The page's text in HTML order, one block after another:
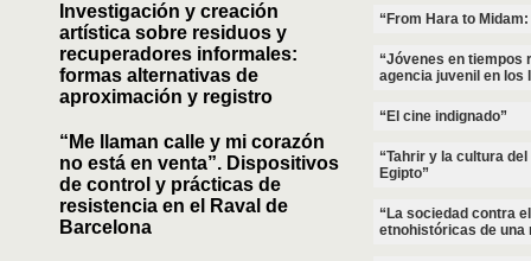
Investigación y creación
artística sobre residuos y
recuperadores informales:
formas alternativas de
aproximación y registro
“Me llaman calle y mi corazón
no está en venta”. Dispositivos
de control y prácticas de
resistencia en el Raval de
Barcelona
“From Hara to
“Jóvenes en tiempos
agencia juvenil en los
“El cine indignado”
“Tahrir y la cultura
Egipto”
“La sociedad contra
etnohistóricas de una